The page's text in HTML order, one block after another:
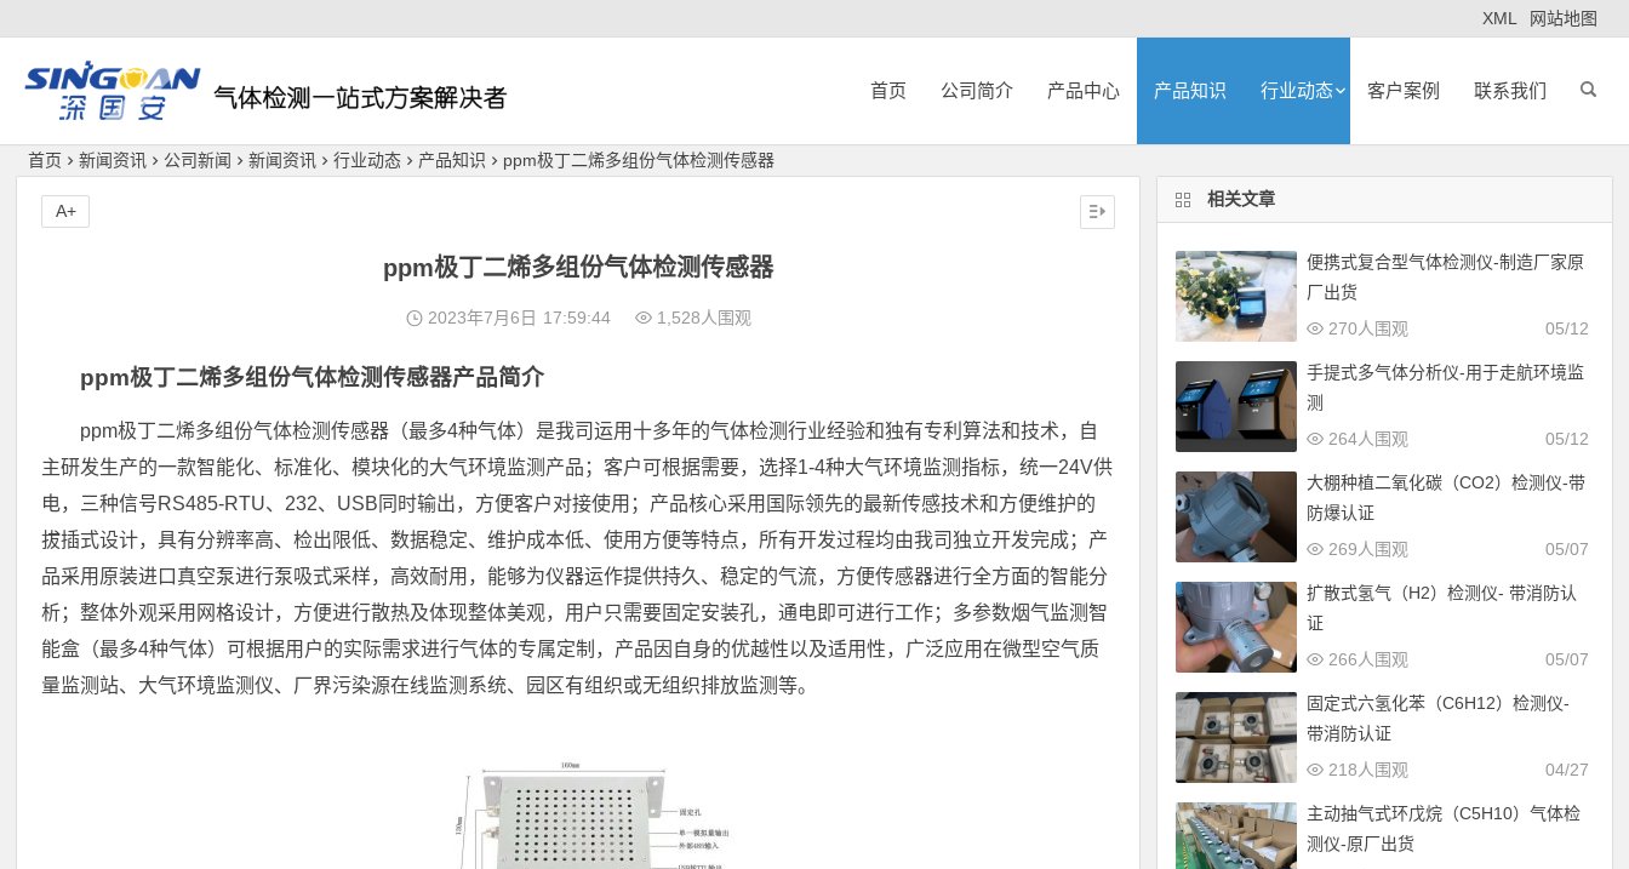
XML 网站地图
深国安
首页 公司简介 产品中心 产品知识 行业动态 客户案例 联系我们
首页 新闻资讯 公司新闻 新闻资讯 行业动态 产品知识 ppm极丁二烯多组份气体检测传感器
ppm极丁二烯多组份气体检测传感器
2023年7月6日 17:59:44 1,528人围观
ppm极丁二烯多组份气体检测传感器产品简介
ppm极丁二烯多组份气体检测传感器（最多4种气体）是我司运用十多年的气体检测行业经验和独有专利算法和技术，自
主研发生产的一款智能化、标准化、模块化的大气环境监测产品；客户可根据需要，选择1-4种大气环境监测指标，统一24V供
电，三种信号RS485-RTU、232、USB同时输出，方便客户对接使用；产品核心采用国际领先的最新传感技术和方便维护的
拔插式设计，具有分辨率高、检出限低、数据稳定、维护成本低、使用方便等特点，所有开发过程均由我司独立开发完成；产
品采用原装进口真空泵进行泵吸式采样，高效耐用，能够为仪器运作提供持久、稳定的气流，方便传感器进行全方面的智能分
析；整体外观采用网格设计，方便进行散热及体现整体美观，用户只需要固定安装孔，通电即可进行工作；多参数烟气监测智
能盒（最多4种气体）可根据用户的实际需求进行气体的专属定制，产品因自身的优越性以及适用性，广泛应用在微型空气质
量监测站、大气环境监测仪、厂界污染源在线监测系统、园区有组织或无组织排放监测等。
A+
相关文章
便携式复合型气体检测仪-制造厂家原
厂出货
05/12
270人围观
手提式多气体分析仪-用于走航环境监
测
05/12
264人围观
大棚种植二氧化碳（CO2）检测仪-带
防爆认证
05/07
269人围观
扩散式氢气（H2）检测仪- 带消防认
证
05/07
266人围观
固定式六氢化苯（C6H12）检测仪-
带消防认证
04/27
218人围观
主动抽气式环戊烷（C5H10）气体检
测仪-原厂出货